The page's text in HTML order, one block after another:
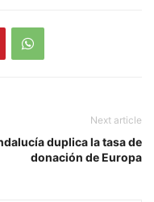
Next article
duplica la tasa de
donación de Europa